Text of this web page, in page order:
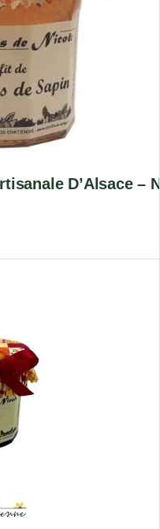
D’Alsace –